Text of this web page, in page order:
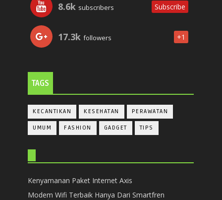
8.6k subscribers Subscribe
17.3k followers +1
TAGS
KECANTIKAN KESEHATAN PERAWATAN
UMUM FASHION GADGET TIPS
Kenyamanan Paket Internet Axis
Modem Wifi Terbaik Hanya Dari Smartfren